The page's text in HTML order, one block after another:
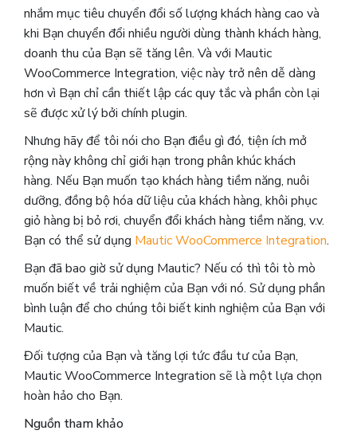
nhắm mục tiêu chuyển đổi số lượng khách hàng cao và
khi Bạn chuyển đổi nhiều người dùng thành khách hàng,
doanh thu của Bạn sẽ tăng lên.Và với Mautic
WooCommerce Integration, việc này trở nên dễ dàng
hơn vì Bạn chỉ cần thiết lập các quy tắc và phần còn lại
sẽ được xử lý bởi chính plugin.
Nhưng hãy để tôi nói cho Bạn điều gì đó, tiện ích mở
rộng này không chỉ giới hạn trong phân khúc khách
hàng. Nếu Bạn muốn tạo khách hàng tiềm năng, nuôi
dưỡng, đồng bộ hóa dữ liệu của khách hàng, khôi phục
giỏ hàng bị bỏ rơi, chuyển đổi khách hàng tiềm năng, v.v.
Bạn có thể sử dụng Mautic WooCommerce Integration.
Bạn đã bao giờ sử dụng Mautic? Nếu có thì tôi tò mò
muốn biết về trải nghiệm của Bạn với nó. Sử dụng phần
bình luận để cho chúng tôi biết kinh nghiệm của Bạn với
Mautic.
Đối tượng của Bạn và tăng lợi tức đầu tư của Bạn,
Mautic WooCommerce Integration sẽ là một lựa chọn
hoàn hảo cho Bạn.
Nguồn tham khảo